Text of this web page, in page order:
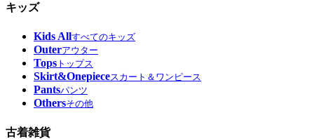
キッズ
Kids Allすべてのキッズ
Outerアウター
Tops トップス
Skirt&Onepieceスカート＆ワンピース
Pantsパンツ
Othersその他
古着雑貨